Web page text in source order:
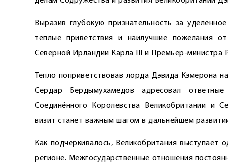
Выразив глубокую признательность за
тёплые приветствия и наилучшие пожелания
Северной Ирландии Карла III и Премьер-министра
Тепло поприветствовав лорда Дэвида Кэмерона
Сердар Бердымухамедов адресовал
Соединённого Королевства Великобритании и
визит станет важным шагом в дальнейшем
Как подчёркивалось, Великобритания выступает
регионе. Межгосударственные отношения